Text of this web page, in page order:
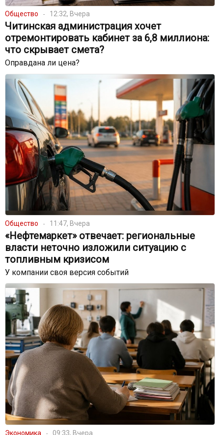
Общество 12:32, Вчера
Читинская администрация хочет
отремонтировать кабинет за 6,8 миллиона:
что скрывает смета?
Оправдана ли цена?
Общество 11:47, Вчера
«Нефтемаркет» отвечает: региональные
власти неточно изложили ситуацию с
топливным кризисом
У компании своя версия событий
Экономика 09:33, Вчера